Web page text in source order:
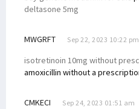
deltasone 5mg
MWGRFT Sep 22, 2023 10:22 pm
isotretinoin 10mg without
amoxicillin without a
CMKECI Sep 24, 2023 01:51 am